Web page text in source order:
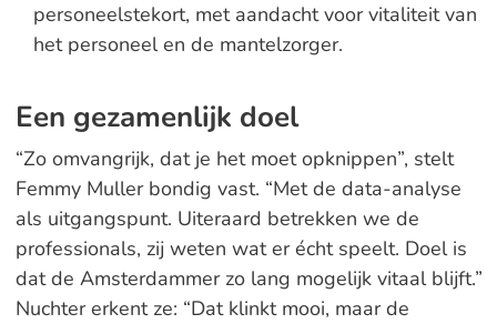
personeelstekort, met aandacht voor vitaliteit van
het personeel en de mantelzorger.
Een gezamenlijk doel
“Zo omvangrijk, dat je het moet opknippen”, stelt
Femmy Muller bondig vast. “Met de data-analyse
als uitgangspunt. Uiteraard betrekken we de
professionals, zij weten wat er écht speelt. Doel is
dat de Amsterdammer zo lang mogelijk vitaal blijft.”
Nuchter erkent ze: “Dat klinkt mooi, maar de